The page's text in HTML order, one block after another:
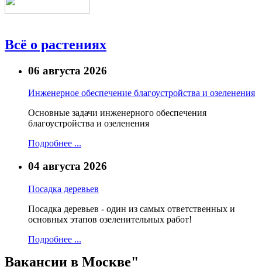
Всё о растениях
06 августа 2026
Инженерное обеспечение благоустройства и озеленения
Основные задачи инженерного обеспечения
благоустройства и озеленения
Подробнее ...
04 августа 2026
Посадка деревьев
Посадка деревьев - один из самых ответственных и
основных этапов озеленительных работ!
Подробнее ...
Вакансии в Москве"